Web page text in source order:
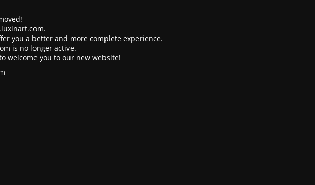
you a better and more complete experience.
is no longer active.
welcome you to our new website!